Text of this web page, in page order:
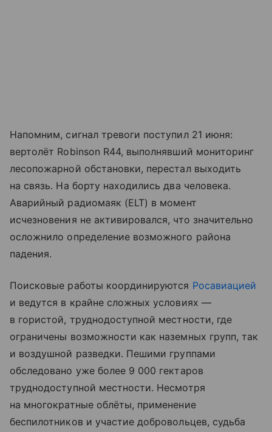
Напомним, сигнал тревоги поступил 21 июня:
вертолёт Robinson R44, выполнявший мониторинг
лесопожарной обстановки, перестал выходить
на связь. На борту находились два человека.
Аварийный радиомаяк (ELT) в момент
исчезновения не активировался, что значительно
осложнило определение возможного района
падения.
Поисковые работы координируются Росавиацией
и ведутся в крайне сложных условиях —
в гористой, труднодоступной местности, где
ограничены возможности как наземных групп, так
и воздушной разведки. Пешими группами
обследовано уже более 9 000 гектаров
труднодоступной местности. Несмотря
на многократные облёты, применение
беспилотников и участие добровольцев, судьба